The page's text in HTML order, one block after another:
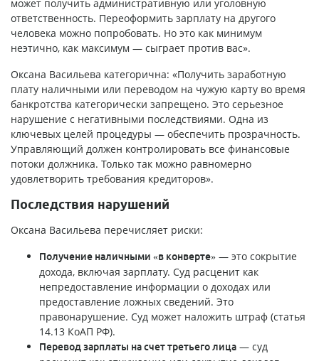
может получить административную или уголовную
ответственность. Переоформить зарплату на другого
человека можно попробовать. Но это как минимум
неэтично, как максимум — сыграет против вас».
Оксана Васильева категорична: «Получить заработную
плату наличными или переводом на чужую карту во время
банкротства категорически запрещено. Это серьезное
нарушение с негативными последствиями. Одна из
ключевых целей процедуры — обеспечить прозрачность.
Управляющий должен контролировать все финансовые
потоки должника. Только так можно равномерно
удовлетворить требования кредиторов».
Последствия нарушений
Оксана Васильева перечисляет риски:
Получение наличными «в конверте» — это сокрытие
дохода, включая зарплату. Суд расценит как
непредоставление информации о доходах или
предоставление ложных сведений. Это
правонарушение. Суд может наложить штраф (статья
14.13 КоАП РФ).
Перевод зарплаты на счет третьего лица — суд